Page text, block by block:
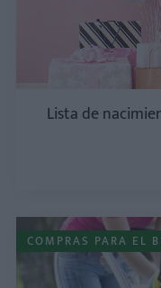
Lista de
COMPRAS PARA EL